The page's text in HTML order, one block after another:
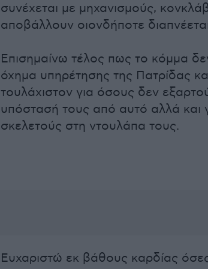
συνέχεται με μηχανισμούς,
αποβάλλουν οιονδήποτε
Επισημαίνω τέλος πως το κόμμα
όχημα υπηρέτησης της Πατρίδας
τουλάχιστον για όσους δεν
υπόστασή τους από αυτό αλλά και
σκελετούς στη ντουλάπα τους.
Ευχαριστώ εκ βάθους καρδίας